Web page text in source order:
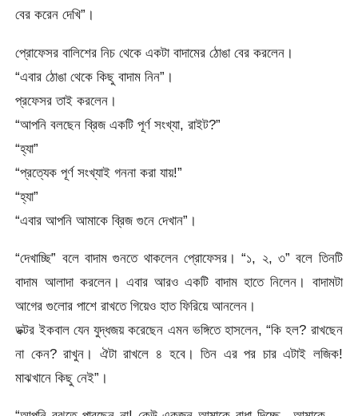
বের করেন দেখি”।
প্রোফেসর বালিশের নিচ থেকে একটা বাদামের ঠোঙা বের করলেন।
“এবার ঠোঙা থেকে কিছু বাদাম নিন”।
প্রফেসর তাই করলেন।
“আপনি বলছেন ব্রিজ একটি পূর্ণ সংখ্যা, রাইট?”
“হ্যা”
“প্রত্যেক পূর্ণ সংখ্যাই গননা করা যায়!”
“হ্যা”
“এবার আপনি আমাকে ব্রিজ গুনে দেখান”।
“দেখাচ্ছি” বলে বাদাম গুনতে থাকলেন প্রোফেসর। “১, ২, ৩” বলে তিনটি
বাদাম আলাদা করলেন। এবার আরও একটি বাদাম হাতে নিলেন। বাদামটা
আগের গুলোর পাশে রাখতে গিয়েও হাত ফিরিয়ে আনলেন।
ডক্টর ইকবাল যেন যুদ্ধজয় করেছেন এমন ভঙ্গিতে হাসলেন, “কি হল? রাখছেন
না কেন? রাখুন। ঐটা রাখলে ৪ হবে। তিন এর পর চার এটাই লজিক!
মাঝখানে কিছু নেই”।